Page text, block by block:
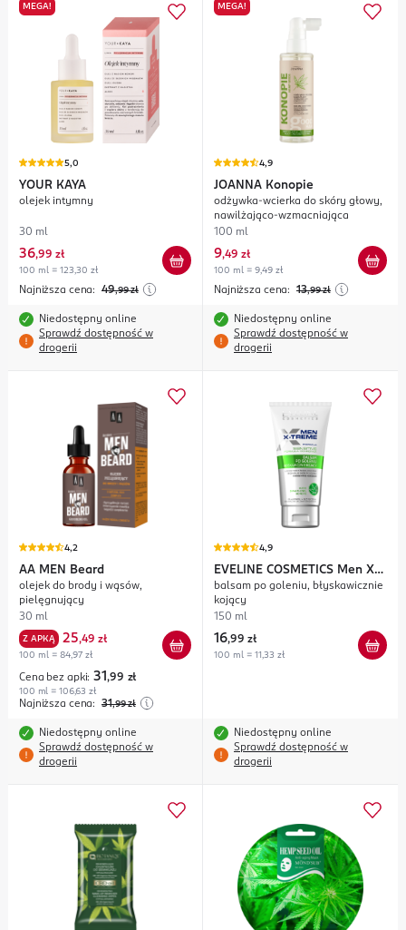
MEGA!
5,0
YOUR KAYA
olejek intymny
30 ml
36,99 zł
100 ml = 123,30 zł
Najniższa cena: 49,99 zł
Niedostępny online
Sprawdź dostępność w
drogerii
MEGA!
4,9
JOANNA Konopie
odżywka-wcierka do skóry głowy,
nawilżająco-wzmacniająca
100 ml
9,49 zł
100 ml = 9,49 zł
Najniższa cena: 13,99 zł
Niedostępny online
Sprawdź dostępność w
drogerii
4,2
AA MEN Beard
olejek do brody i wąsów,
pielęgnujący
30 ml
Z APKĄ 25,49 zł
100 ml = 84,97 zł
Cena bez apki: 31,99 zł
100 ml = 106,63 zł
Najniższa cena: 31,99 zł
Niedostępny online
Sprawdź dostępność w
drogerii
4,9
EVELINE COSMETICS Men X-
Treme
balsam po goleniu, błyskawicznie
kojący
150 ml
16,99 zł
100 ml = 11,33 zł
Niedostępny online
Sprawdź dostępność w
drogerii